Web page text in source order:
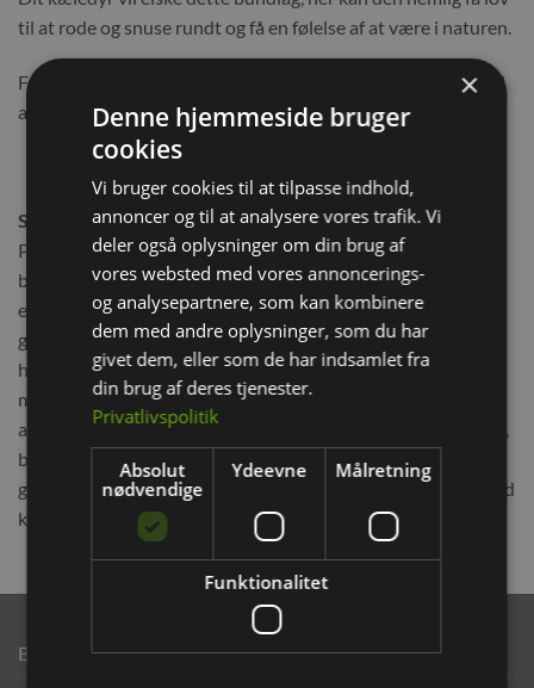
til at rode og snuse rundt og få en følelse af at være i naturen.
Farm feeling giver en følelse af at være på bondegården med
aromatisk hø og velsmagende majs.
Sammensætning:
Poppeltræ, bjergenghø (høstet ved alpefoden. Bestående af
blandt andet havregræs, hundegræs, dunet enghavre,
enggrapgræs, rødkløver, bidende ranunkel, vellugtende
gulaks, fløjlsgræs, gylden havre, smalbladet ask,
humlesneglebælg, mælkebøtte, vejbred, hulkravet kodriver,
marguerit, tusindfryd , stor pimpinelle, hvid snerre, pastinak,
almindelig syre, tveskægget ærenpris, almindelig hønsetarm,
bjørneklo, alminelig rajgræs, blød hejre, fuglegræs,
gærdevikke, 3-armet orkidé, knoldranunkel, liden skjaller, vild
kørvel, røllike), havreøre 2%, hvedeører, solsikkeblomster.
Brand
×
Denne hjemmeside bruger
cookies
Vi bruger cookies til at tilpasse indhold,
annoncer og til at analysere vores trafik. Vi
deler også oplysninger om din brug af
vores websted med vores annoncerings-
og analysepartnere, som kan kombinere
dem med andre oplysninger, som du har
givet dem, eller som de har indsamlet fra
din brug af deres tjenester.
Privatlivspolitik
Absolut
nødvendige
Ydeevne Målretning
Funktionalitet